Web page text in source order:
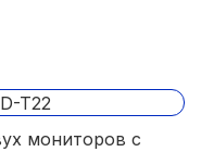
мониторов с